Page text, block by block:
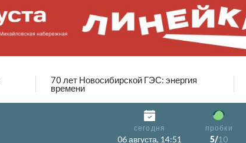
70 лет Новосибирской ГЭС: энергия
времени
сегодня
06 августа, 14:51
пробки
5/10